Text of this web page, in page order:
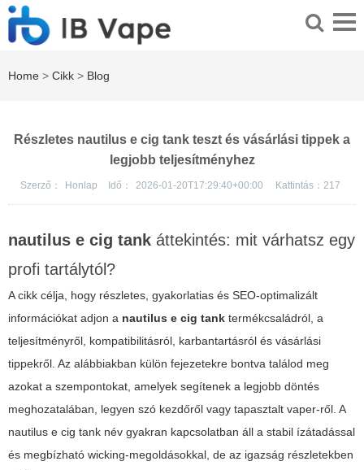
Home > Cikk > Blog
Részletes nautilus e cig tank teszt és vásárlási tippek a
legjobb teljesítményhez
Szerző： Honlap Idő： 2026-01-20T17:29:40+00:00 Kattintás： 217
nautilus e cig tank áttekintés: mit várhatsz egy
profi tartálytól?
A cikk célja, hogy részletes, gyakorlatias és SEO-optimalizált
információkat adjon a nautilus e cig tank termékcsaládról, a
teljesítményről, kompatibilitásról, karbantartásról és vásárlási
tippekről. Az alábbiakban külön fejezetekre bontva találod meg
azokat a szempontokat, amelyek segítenek a legjobb döntés
meghozatalában, legyen szó kezdőről vagy tapasztalt vaper-ről. A
nautilus e cig tank név gyakran kapcsolatban áll a stabil ízátadással
és megbízható wicking-megoldásokkal, de az igazság részletekben